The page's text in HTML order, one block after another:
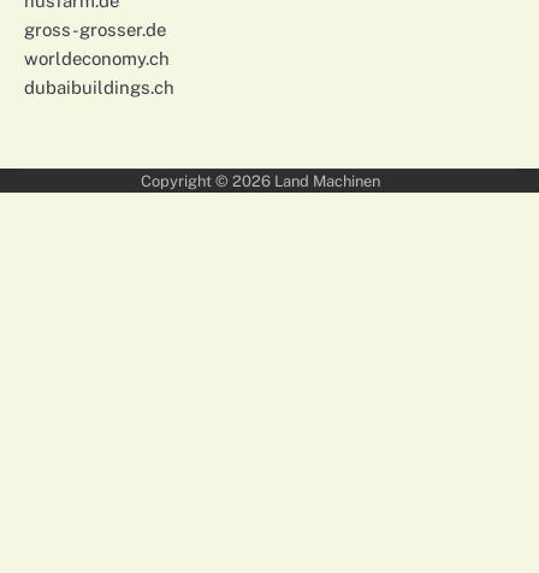
gross-grosser.de
worldeconomy.ch
dubaibuildings.ch
Copyright © 2026 Land Machinen